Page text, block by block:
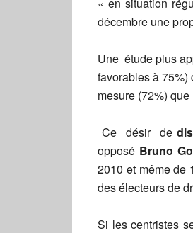
décembre une
Une étude plus
favorables à 75%)
mesure (72%)
Ce désir de
opposé Bruno
2010 et même
des électeurs de
Si les centristes